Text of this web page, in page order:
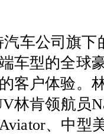
车公司旗下
车型的全球
客户体验。
林肯领航员
、中型